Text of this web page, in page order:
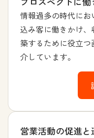
情報過多の時代に
込み客に働きかけ
築するために役立
介しています。
営業活動の促進